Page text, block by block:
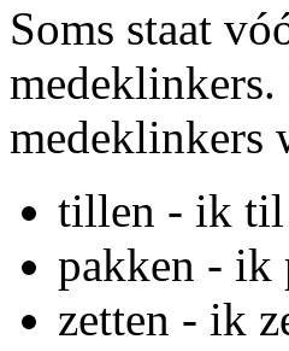
Soms staat
medeklinkers
tillen - ik til
pakken - ik
zetten - ik